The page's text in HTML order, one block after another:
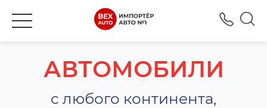
АВТОМОБИЛИ
с любого континента,